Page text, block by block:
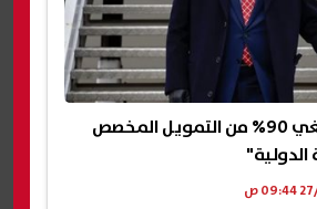
إدارة ترامب تلغي 90% من التمويل المخصص
الدولية"